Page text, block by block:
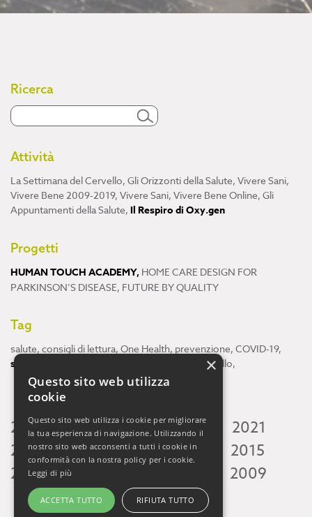
Ricerca
Attività
La Settimana del Cervello, Gli Orizzonti della Salute, Vivere Sani,
Vivere Bene 2009-2019, Vivere Sani, Vivere Bene Online, Gli
Appuntamenti della Salute, Il Respiro di Oxy.gen
Progetti
HUMAN TOUCH ACADEMY, HOME CARE DESIGN FOR
PARKINSON’S DISEASE, FUTURE BY QUALITY
Tag
salute, consigli di lettura, One Health, prevenzione, COVID-19,
scienza cervello,
2026 2025 2024 2023 2022
2021
2020 2019 2018 2017 2016
2015
2014 2013 2009
×
Questo sito web utilizza
cookie
Questo sito web utilizza i cookie per migliorare
la tua esperienza di navigazione. Utilizzando il
nostro sito web acconsenti a tutti i cookie in
conformità con la nostra policy per i cookie.
Leggi di più
ACCETTA TUTTO RIFIUTA TUTTO